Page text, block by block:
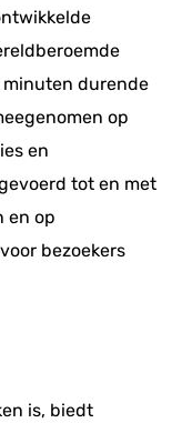
minuten durende
op
en
tot en met
en op
bezoekers
is, biedt